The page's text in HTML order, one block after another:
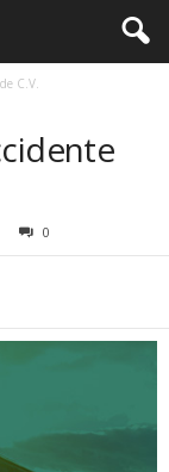
C.V.
0